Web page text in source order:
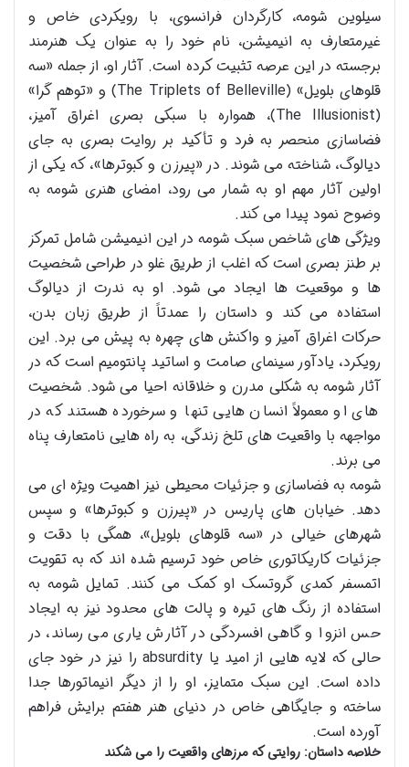
سیلوین شومه، کارگردان فرانسوی، با رویکردی خاص و
غیرمتعارف به انیمیشن، نام خود را به عنوان یک هنرمند
برجسته در این عرصه تثبیت کرده است. آثار او، از جمله «سه
قلوهای بلویل» (The Triplets of Belleville) و «توهم گرا»
(The Illusionist)، همواره با سبکی بصری اغراق آمیز،
فضاسازی منحصر به فرد و تأکید بر روایت بصری به جای
دیالوگ، شناخته می شوند. در «پیرزن و کبوترها»، که یکی از
اولین آثار مهم او به شمار می رود، امضای هنری شومه به
وضوح نمود پیدا می کند.
ویژگی های شاخص سبک شومه در این انیمیشن شامل تمرکز
بر طنز بصری است که اغلب از طریق غلو در طراحی شخصیت
ها و موقعیت ها ایجاد می شود. او به ندرت از دیالوگ
استفاده می کند و داستان را عمدتاً از طریق زبان بدن،
حرکات اغراق آمیز و واکنش های چهره به پیش می برد. این
رویکرد، یادآور سینمای صامت و اساتید پانتومیم است که در
آثار شومه به شکلی مدرن و خلاقانه احیا می شود. شخصیت
های او معمولاً انسان هایی تنها و سرخورده هستند که در
مواجهه با واقعیت های تلخ زندگی، به راه هایی نامتعارف پناه
می برند.
شومه به فضاسازی و جزئیات محیطی نیز اهمیت ویژه ای می
دهد. خیابان های پاریس در «پیرزن و کبوترها» و سپس
شهرهای خیالی در «سه قلوهای بلویل»، همگی با دقت و
جزئیات کاریکاتوری خاص خود ترسیم شده اند که به تقویت
اتمسفر کمدی گروتسک او کمک می کنند. تمایل شومه به
استفاده از رنگ های تیره و پالت های محدود نیز به ایجاد
حس انزوا و گاهی افسردگی در آثارش یاری می رساند، در
حالی که لایه هایی از امید یا absurdity را نیز در خود جای
داده است. این سبک متمایز، او را از دیگر انیماتورها جدا
ساخته و جایگاهی خاص در دنیای هنر هفتم برایش فراهم
آورده است.
خلاصه داستان: روایتی که مرزهای واقعیت را می شکند